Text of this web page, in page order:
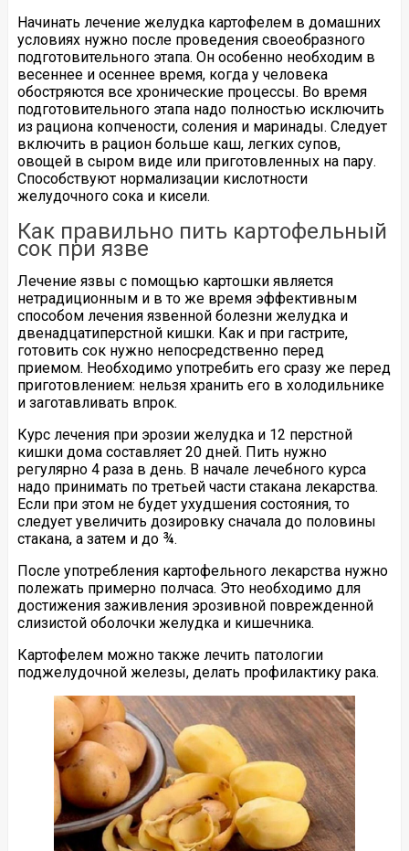
Начинать лечение желудка картофелем в домашних
условиях нужно после проведения своеобразного
подготовительного этапа. Он особенно необходим в
весеннее и осеннее время, когда у человека
обостряются все хронические процессы. Во время
подготовительного этапа надо полностью исключить
из рациона копчености, соления и маринады. Следует
включить в рацион больше каш, легких супов,
овощей в сыром виде или приготовленных на пару.
Способствуют нормализации кислотности
желудочного сока и кисели.
Как правильно пить картофельный
сок при язве
Лечение язвы с помощью картошки является
нетрадиционным и в то же время эффективным
способом лечения язвенной болезни желудка и
двенадцатиперстной кишки. Как и при гастрите,
готовить сок нужно непосредственно перед
приемом. Необходимо употребить его сразу же перед
приготовлением: нельзя хранить его в холодильнике
и заготавливать впрок.
Курс лечения при эрозии желудка и 12 перстной
кишки дома составляет 20 дней. Пить нужно
регулярно 4 раза в день. В начале лечебного курса
надо принимать по третьей части стакана лекарства.
Если при этом не будет ухудшения состояния, то
следует увеличить дозировку сначала до половины
стакана, а затем и до ¾.
После употребления картофельного лекарства нужно
полежать примерно полчаса. Это необходимо для
достижения заживления эрозивной поврежденной
слизистой оболочки желудка и кишечника.
Картофелем можно также лечить патологии
поджелудочной железы, делать профилактику рака.